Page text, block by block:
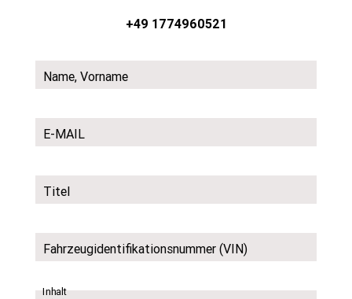
+49 1774960521
Name, Vorname
E-MAIL
Titel
Fahrzeugidentifikationsnummer (VIN)
Inhalt